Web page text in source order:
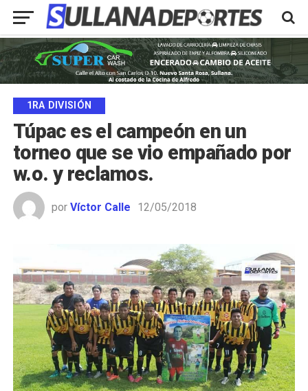
1RA DIVISIÓN
Túpac es el campeón en un
torneo que se vio empañado por
w.o. y reclamos.
por Víctor Calle 12/05/2018